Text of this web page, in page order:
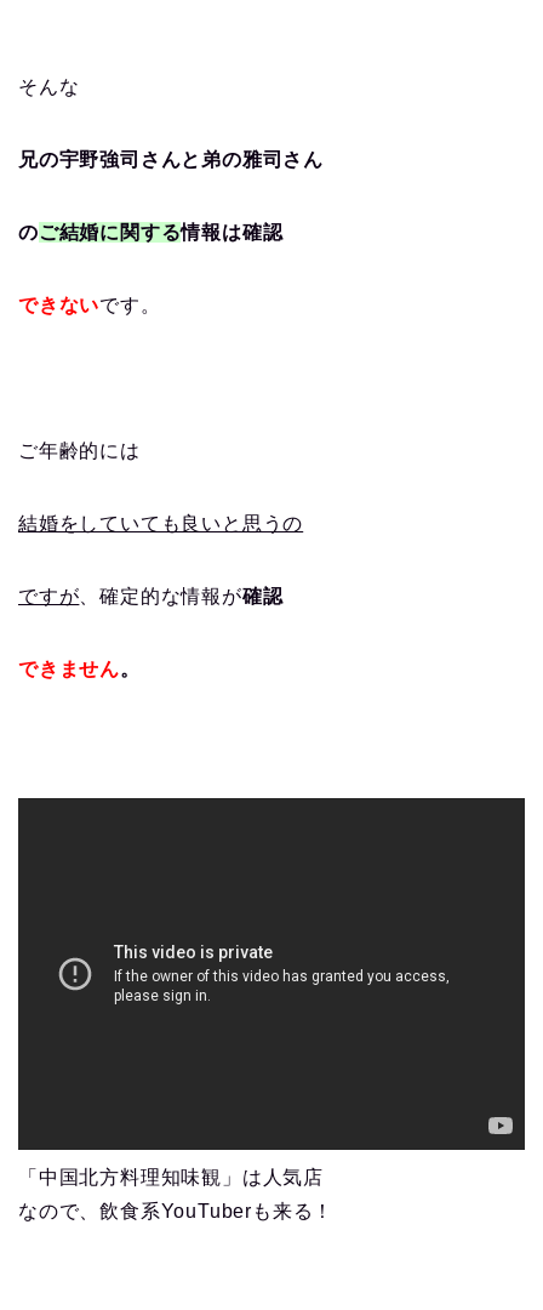
そんな
兄の宇野強司さんと弟の雅司さん
のご結婚に関する情報は確認
できないです。
ご年齢的には
結婚をしていても良いと思うの
ですが 、確定的な情報が確認
できません。
「中国北方料理知味観」は人気店
なので、飲食系YouTuberも来る！